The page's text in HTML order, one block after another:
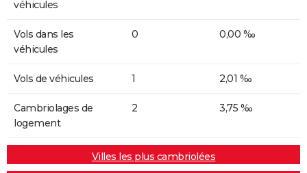
véhicules
Vols dans les
véhicules
0 0,00 ‰
Vols de véhicules 1 2,01 ‰
Cambriolages de
logement
2 3,75 ‰
Villes les plus cambriolées